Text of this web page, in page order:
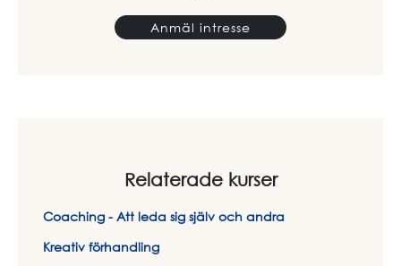
Anmäl intresse
Relaterade kurser
Coaching - Att leda sig själv och andra
Kreativ förhandling